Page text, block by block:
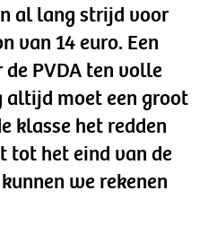
al lang strijd voor
van 14 euro. Een
PVDA ten volle
altijd moet een groot
klasse het redden
tot het eind van de
we rekenen